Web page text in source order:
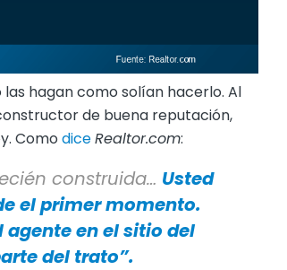
hagan como solían hacerlo. Al
de buena reputación,
Como diceRealtor.com:
construida… Usted
el primer momento.
en el sitio del
del trato”.